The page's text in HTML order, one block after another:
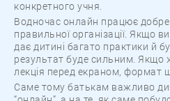
конкретного учня.
Водночас онлайн працює добре
правильної організації. Якщо
дає дитині багато практики й
результат буде сильним. Якщо
лекція перед екраном, формат
Саме тому батькам важливо